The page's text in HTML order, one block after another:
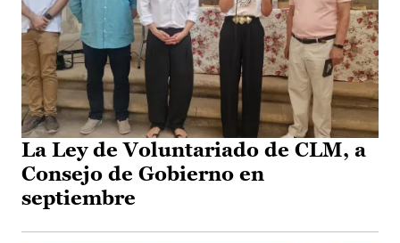
La Ley de Voluntariado de CLM, a
Consejo de Gobierno en
septiembre